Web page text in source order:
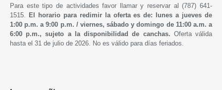
Para este tipo de actividades favor llamar y reservar al (787) 641-
1515.
El horario para redimir la oferta es de: lunes a jueves de
1:00 p.m. a 9:00 p.m. / viernes, sábado y domingo de 11:00 a.m. a
6:00 p.m.,sujeto a la disponibilidad de canchas. Oferta válida
hasta el 31 de julio de 2026. No es válido para días feriados.